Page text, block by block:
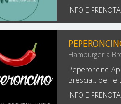
INFO E
Hamburger a
Peperoncino
Brescia... per
INFO E